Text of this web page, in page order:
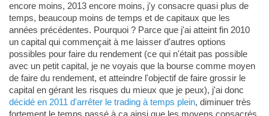
encore moins, 2013 encore moins, j'y consacre quasi plus de
temps, beaucoup moins de temps et de capitaux que les
années précédentes. Pourquoi ? Parce que j'ai atteint fin 2010
un capital qui commençait à me laisser d'autres options
possibles pour faire du rendement (ce qui n'était pas possible
avec un petit capital, je ne voyais que la bourse comme moyen
de faire du rendement, et atteindre l'objectif de faire grossir le
capital en gérant les risques du mieux que je peux), j'ai donc
décidé en 2011 d'arrêter le trading à temps plein, diminuer très